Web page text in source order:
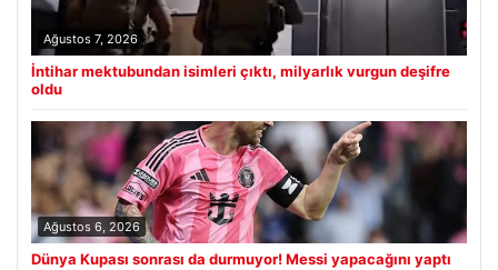
Ağustos 7, 2026
İntihar mektubundan isimleri çıktı, milyarlık vurgun deşifre
oldu
Ağustos 6, 2026
Dünya Kupası sonrası da durmuyor! Messi yapacağını yaptı